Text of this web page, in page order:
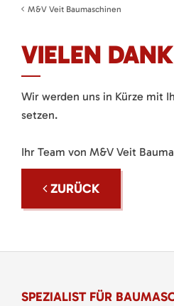
M&V Veit Baumaschinen
VIELEN DANK
Wir werden uns in Kürze mit
setzen.
Ihr Team von M&V Veit
ZURÜCK
SPEZIALIST FÜR